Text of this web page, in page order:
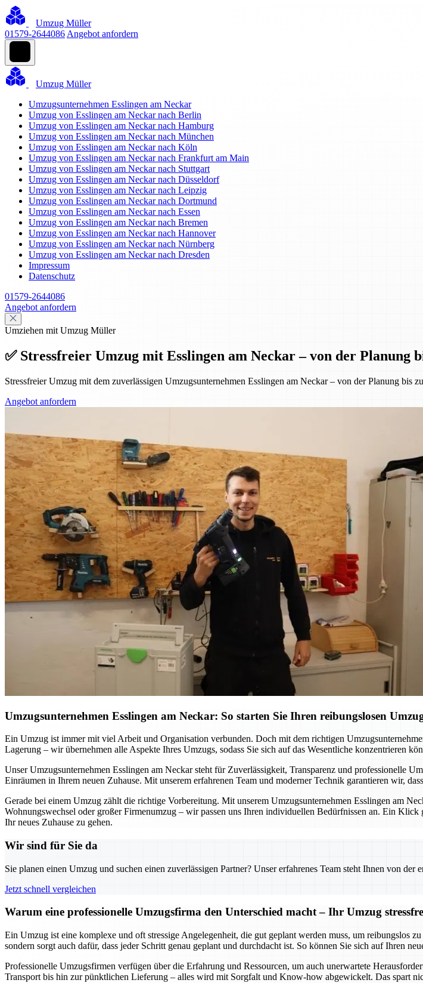
Umzug Müller
01579-2644086 Angebot anfordern
Umzug Müller
Umzugsunternehmen Esslingen am Neckar
Umzug von Esslingen am Neckar nach Berlin
Umzug von Esslingen am Neckar nach Hamburg
Umzug von Esslingen am Neckar nach München
Umzug von Esslingen am Neckar nach Köln
Umzug von Esslingen am Neckar nach Frankfurt am Main
Umzug von Esslingen am Neckar nach Stuttgart
Umzug von Esslingen am Neckar nach Düsseldorf
Umzug von Esslingen am Neckar nach Leipzig
Umzug von Esslingen am Neckar nach Dortmund
Umzug von Esslingen am Neckar nach Essen
Umzug von Esslingen am Neckar nach Bremen
Umzug von Esslingen am Neckar nach Hannover
Umzug von Esslingen am Neckar nach Nürnberg
Umzug von Esslingen am Neckar nach Dresden
Impressum
Datenschutz
01579-2644086
Angebot anfordern
Umziehen mit Umzug Müller
✅ Stressfreier Umzug mit Esslingen am Neckar – von der Planung
Stressfreier Umzug mit dem zuverlässigen Umzugsunternehmen Esslingen am Neckar – von der Planung bis
Angebot anfordern
Umzugsunternehmen Esslingen am Neckar: So starten Sie Ihren reibungslosen
Ein Umzug ist immer mit viel Arbeit und Organisation verbunden. Doch mit dem richtigen
Lagerung – wir übernehmen alle Aspekte Ihres Umzugs, sodass Sie sich auf das Wesentliche konzentrieren
Unser Umzugsunternehmen Esslingen am Neckar steht für Zuverlässigkeit, Transparenz und professionelle
Einräumen in Ihrem neuen Zuhause. Mit unserem erfahrenen Team und moderner Technik garantieren wir,
Gerade bei einem Umzug zählt die richtige Vorbereitung. Mit unserem Umzugsunternehmen Esslingen am
Wohnungswechsel oder großer Firmenumzug – wir passen uns Ihren individuellen Bedürfnissen an. Ein
Ihr neues Zuhause zu gehen.
Wir sind für Sie da
Sie planen einen Umzug und suchen einen zuverlässigen Partner? Unser erfahrenes Team steht Ihnen von
Jetzt schnell vergleichen
Warum eine professionelle Umzugsfirma den Unterschied macht – Ihr Umzug
Ein Umzug ist eine komplexe und oft stressige Angelegenheit, die gut geplant werden muss, um
sondern sorgt auch dafür, dass jeder Schritt genau geplant und durchdacht ist. So können Sie sich auf Ihren
Professionelle Umzugsfirmen verfügen über die Erfahrung und Ressourcen, um auch unerwartete
Transport bis hin zur pünktlichen Lieferung – alles wird mit Sorgfalt und Know-how abgewickelt. Das spart